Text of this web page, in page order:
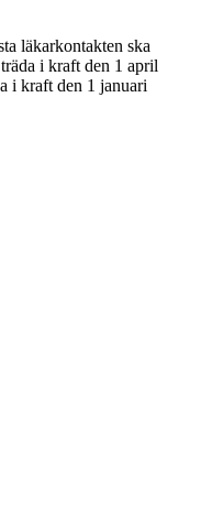
läkarkontakten ska
i kraft den 1 april
i kraft den 1 januari